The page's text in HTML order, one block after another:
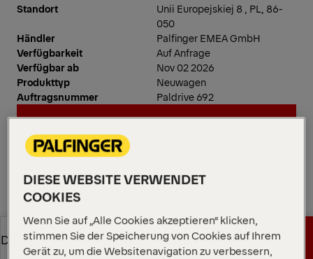
Standort
Unii Europejskiej 8 , PL, 86-
050
Händler
Palfinger EMEA GmbH
Verfügbarkeit
Auf Anfrage
Verfügbar ab
Nov 02 2026
Produkttyp
Neuwagen
Auftragsnummer
Paldrive 692
Händler kontaktieren
Händler anrufen
Händler anrufen
Downloads
Angebot anfordern
Kran: PK 1350 TEC
HYDRAULIK & TECHNIK
DIESE WEBSITE VERWENDET
COOKIES
Wenn Sie auf „Alle Cookies akzeptieren“ klicken,
stimmen Sie der Speicherung von Cookies auf Ihrem
Gerät zu, um die Websitenavigation zu verbessern,